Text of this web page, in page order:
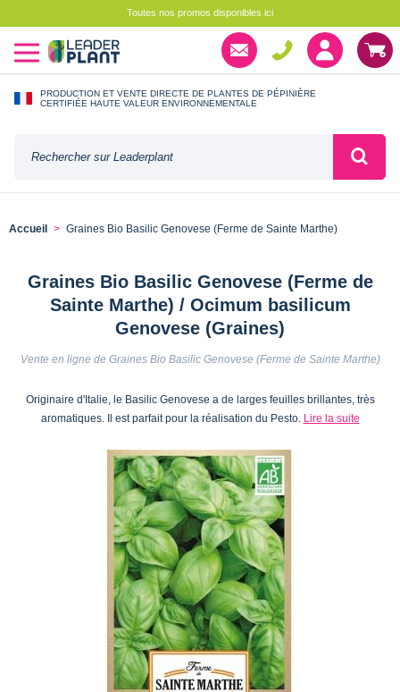
Toutes nos promos disponibles ici
PRODUCTION ET VENTE DIRECTE DE PLANTES DE PÉPINIÈRE
CERTIFIÉE HAUTE VALEUR ENVIRONNEMENTALE
Accueil Graines Bio Basilic Genovese (Ferme de Sainte Marthe)
Graines Bio Basilic Genovese (Ferme de
Sainte Marthe) / Ocimum basilicum
Genovese (Graines)
Vente en ligne de Graines Bio Basilic Genovese (Ferme de Sainte Marthe)
Originaire d'Italie, le Basilic Genovese a de larges feuilles brillantes, très
aromatiques. Il est parfait pour la réalisation du Pesto. Lire la suite